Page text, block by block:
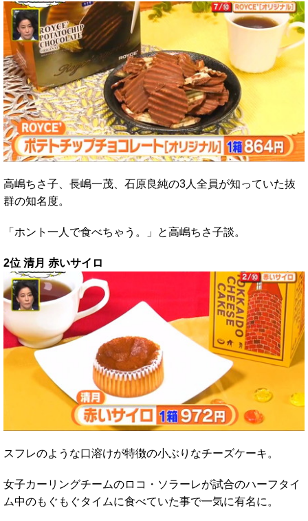
高嶋ちさ子、長嶋一茂、石原良純の3人全員が知っていた抜
群の知名度。
「ホント一人で食べちゃう。」と高嶋ちさ子談。
2位 清月 赤いサイロ
スフレのような口溶けが特徴の小ぶりなチーズケーキ。
女子カーリングチームのロコ・ソラーレが試合のハーフタイ
ム中のもぐもぐタイムに食べていた事で一気に有名に。